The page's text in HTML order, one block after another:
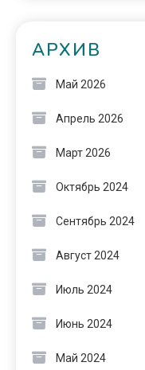
АРХИВ
Май 2026
Апрель 2026
Март 2026
Октябрь 2024
Сентябрь 2024
Август 2024
Июль 2024
Июнь 2024
Май 2024